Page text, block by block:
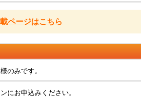
ページはこちら
のみです。
にお申込みください。